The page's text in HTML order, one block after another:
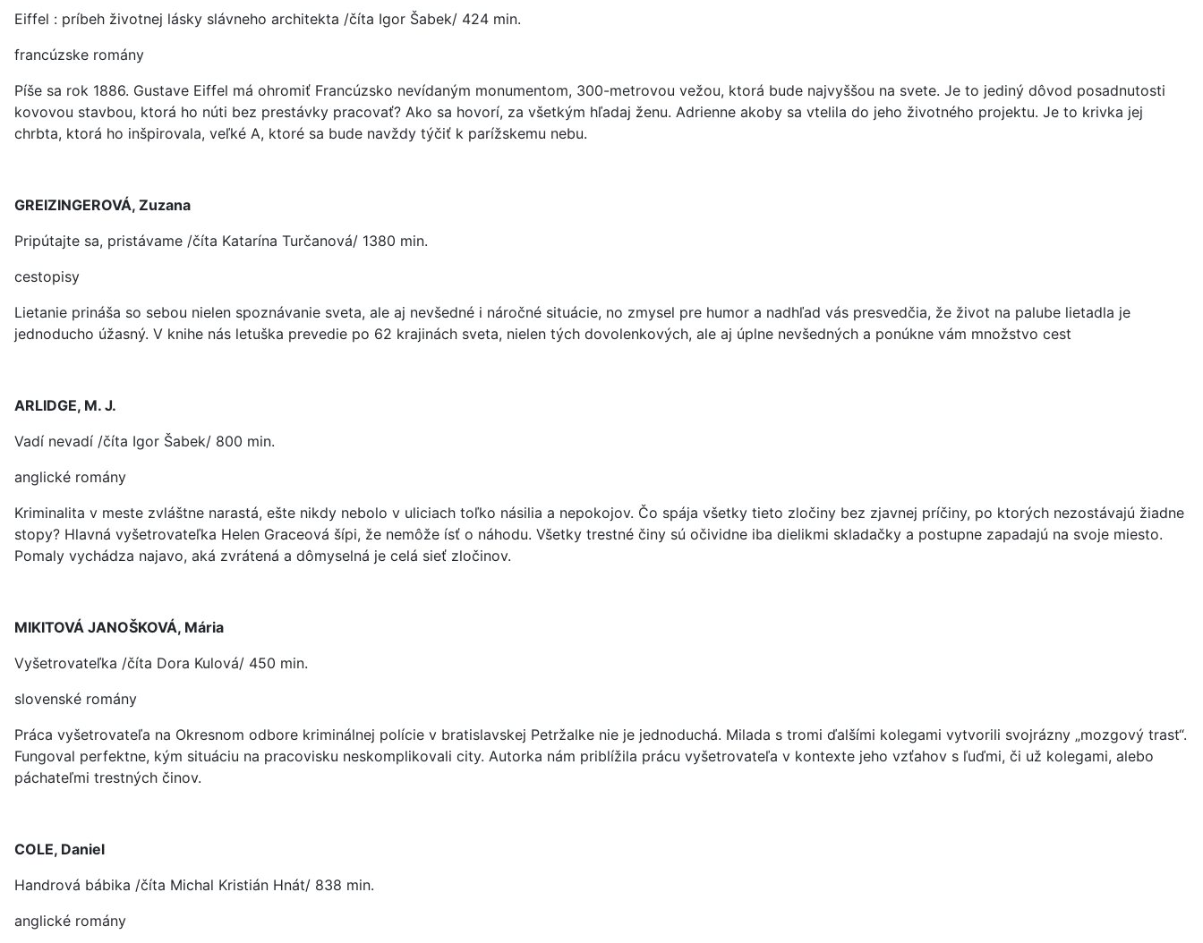
Eiffel : príbeh životnej lásky slávneho architekta /číta Igor Šabek/ 424 min.
francúzske romány
Píše sa rok 1886. Gustave Eiffel má ohromiť Francúzsko nevídaným monumentom, 300-metrovou vežou, ktorá bude najvyššou na svete. Je to jediný dôvod posadnutosti
kovovou stavbou, ktorá ho núti bez prestávky pracovať? Ako sa hovorí, za všetkým hľadaj ženu. Adrienne akoby sa vtelila do jeho životného projektu. Je to krivka jej
chrbta, ktorá ho inšpirovala, veľké A, ktoré sa bude navždy týčiť k parížskemu nebu.
GREIZINGEROVÁ, Zuzana
Pripútajte sa, pristávame /číta Katarína Turčanová/ 1380 min.
cestopisy
Lietanie prináša so sebou nielen spoznávanie sveta, ale aj nevšedné i náročné situácie, no zmysel pre humor a nadhľad vás presvedčia, že život na palube lietadla je
jednoducho úžasný. V knihe nás letuška prevedie po 62 krajinách sveta, nielen tých dovolenkových, ale aj úplne nevšedných a ponúkne vám množstvo cest
ARLIDGE, M. J.
Vadí nevadí /číta Igor Šabek/ 800 min.
anglické romány
Kriminalita v meste zvláštne narastá, ešte nikdy nebolo v uliciach toľko násilia a nepokojov. Čo spája všetky tieto zločiny bez zjavnej príčiny, po ktorých nezostávajú žiadne
stopy? Hlavná vyšetrovateľka Helen Graceová šípi, že nemôže ísť o náhodu. Všetky trestné činy sú očividne iba dielikmi skladačky a postupne zapadajú na svoje miesto.
Pomaly vychádza najavo, aká zvrátená a dômyselná je celá sieť zločinov.
MIKITOVÁ JANOŠKOVÁ, Mária
Vyšetrovateľka /číta Dora Kulová/ 450 min.
slovenské romány
Práca vyšetrovateľa na Okresnom odbore kriminálnej polície v bratislavskej Petržalke nie je jednoduchá. Milada s tromi ďalšími kolegami vytvorili svojrázny „mozgový trast“.
Fungoval perfektne, kým situáciu na pracovisku neskomplikovali city. Autorka nám priblížila prácu vyšetrovateľa v kontexte jeho vzťahov s ľuďmi, či už kolegami, alebo
páchateľmi trestných činov.
COLE, Daniel
Handrová bábika /číta Michal Kristián Hnát/ 838 min.
anglické romány